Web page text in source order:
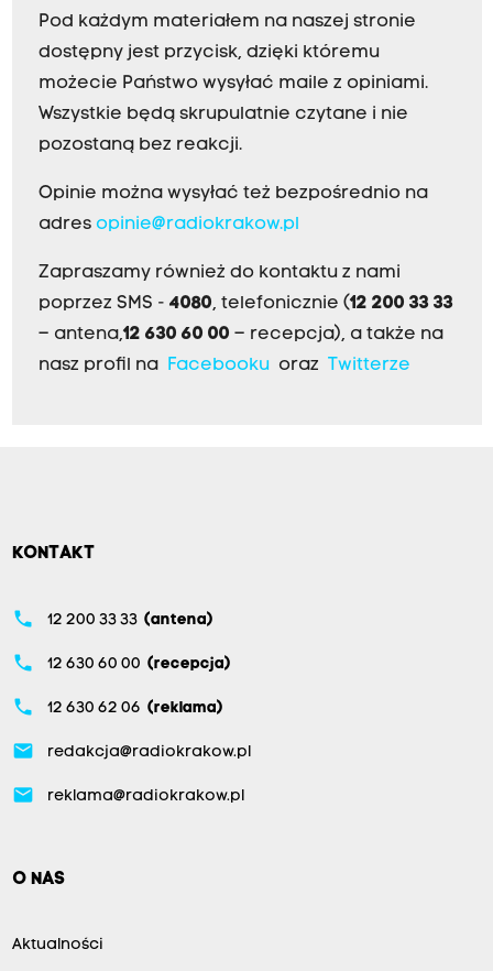
Pod każdym materiałem na naszej stronie
dostępny jest przycisk, dzięki któremu
możecie Państwo wysyłać maile z opiniami.
Wszystkie będą skrupulatnie czytane i nie
pozostaną bez reakcji.
Opinie można wysyłać też bezpośrednio na
adres opinie@radiokrakow.pl
Zapraszamy również do kontaktu z nami
poprzez SMS - 4080, telefonicznie (12 200 33 33
– antena,12 630 60 00 – recepcja), a także na
nasz profil na
Facebookuoraz Twitterze
KONTAKT
phone 12 200 33 33 (antena)
phone 12 630 60 00 (recepcja)
phone 12 630 62 06 (reklama)
email redakcja@radiokrakow.pl
email reklama@radiokrakow.pl
O NAS
Aktualności